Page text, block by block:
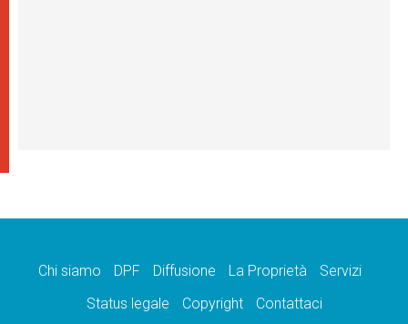
Chi siamo DPF Diffusione La Proprietà
Servizi
Status legale
Copyright Contattaci